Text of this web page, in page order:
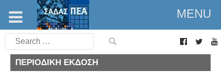
MENU
Search
for:
ΠΕΡΙΟΔΙΚΉ ΈΚΔΟΣΗ